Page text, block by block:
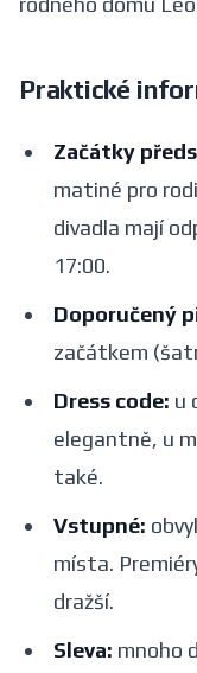
Praktické
Začátky
matiné pro
divadla mají
17:00.
Doporučený
začátkem
Dress code: u
elegantně, u
také.
Vstupné:
místa.
dražší.
Sleva: mnoho